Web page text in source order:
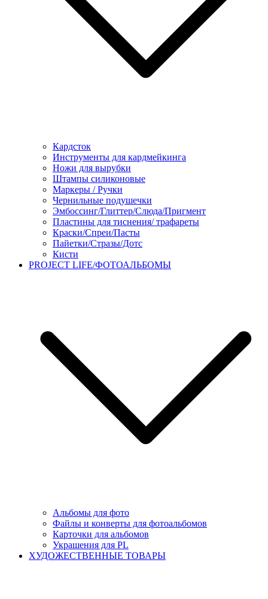
Кардсток
Инструменты для кардмейкинга
Ножи для вырубки
Штампы силиконовые
Маркеры / Ручки
Чернильные подушечки
Эмбоссинг/Глиттер/Слюда/Пригмент
Пластины для тиснения/ трафареты
Краски/Спреи/Пасты
Пайетки/Стразы/Дотс
Кисти
PROJECT LIFE/ФОТОАЛЬБОМЫ
Альбомы для фото
Файлы и конверты для фотоальбомов
Карточки для альбомов
Украшения для PL
ХУДОЖЕСТВЕННЫЕ ТОВАРЫ